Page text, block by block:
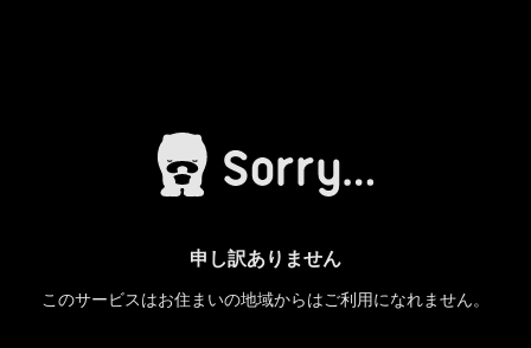
申し訳ありません
このサービスはお住まいの地域からはご利用になれません。